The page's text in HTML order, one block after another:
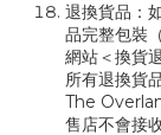
退換貨品：
品完整包裝
網站＜換貨
所有退換貨
The
售店不會接